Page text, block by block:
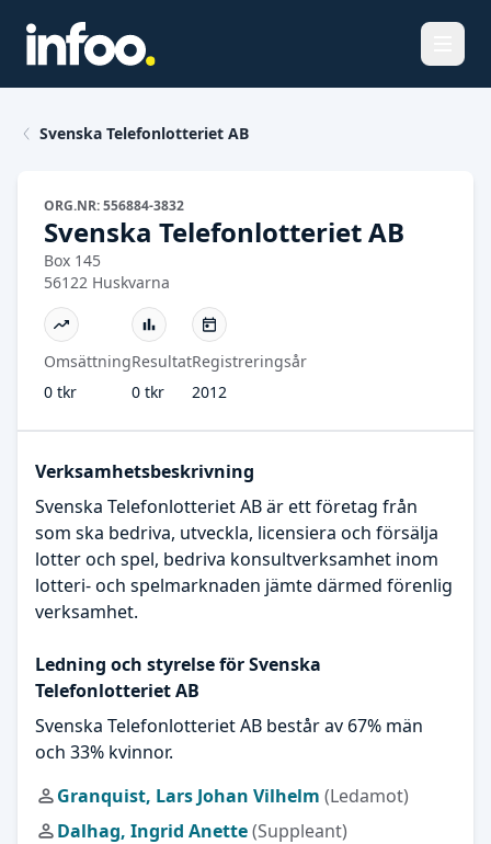
Svenska Telefonlotteriet AB
ORG.NR: 556884-3832
Svenska Telefonlotteriet AB
Box 145
56122 Huskvarna
Omsättning
0 tkr
Resultat
0 tkr
Registreringsår
2012
Verksamhetsbeskrivning
Svenska Telefonlotteriet AB är ett företag från
som ska bedriva, utveckla, licensiera och försälja
lotter och spel, bedriva konsultverksamhet inom
lotteri- och spelmarknaden jämte därmed förenlig
verksamhet.
Ledning och styrelse för Svenska
Telefonlotteriet AB
Svenska Telefonlotteriet AB består av 67% män
och 33% kvinnor.
Granquist, Lars Johan Vilhelm (Ledamot)
Dalhag, Ingrid Anette(Suppleant)